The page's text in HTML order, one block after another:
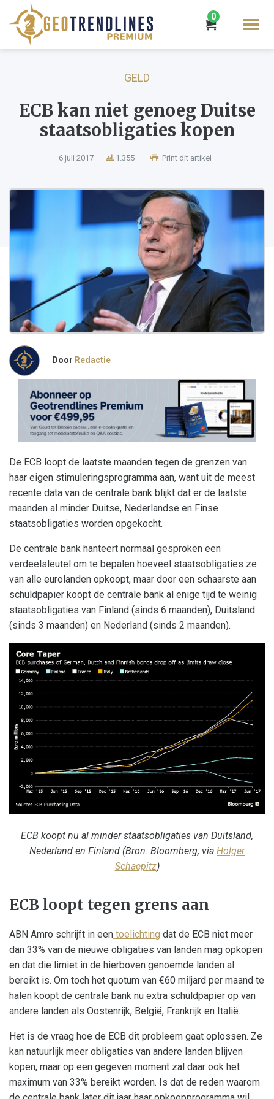
0
GELD
ECB kan niet genoeg Duitse
staatsobligaties kopen
6 juli 2017 1.355 Print dit artikel
Door Redactie
De ECB loopt de laatste maanden tegen de grenzen van
haar eigen stimuleringsprogramma aan, want uit de meest
recente data van de centrale bank blijkt dat er de laatste
maanden al minder Duitse, Nederlandse en Finse
staatsobligaties worden opgekocht.
De centrale bank hanteert normaal gesproken een
verdeelsleutel om te bepalen hoeveel staatsobligaties ze
van alle eurolanden opkoopt, maar door een schaarste aan
schuldpapier koopt de centrale bank al enige tijd te weinig
staatsobligaties van Finland (sinds 6 maanden), Duitsland
(sinds 3 maanden) en Nederland (sinds 2 maanden).
ECB koopt nu al minder staatsobligaties van Duitsland,
Nederland en Finland (Bron: Bloomberg, via Holger
Schaepitz)
ECB loopt tegen grens aan
ABN Amro schrijft in een toelichting dat de ECB niet meer
dan 33% van de nieuwe obligaties van landen mag opkopen
en dat die limiet in de hierboven genoemde landen al
bereikt is. Om toch het quotum van €60 miljard per maand te
halen koopt de centrale bank nu extra schuldpapier op van
andere landen als Oostenrijk, België, Frankrijk en Italië.
Het is de vraag hoe de ECB dit probleem gaat oplossen. Ze
kan natuurlijk meer obligaties van andere landen blijven
kopen, maar op een gegeven moment zal daar ook het
maximum van 33% bereikt worden. Is dat de reden waarom